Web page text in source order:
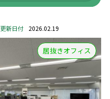
更新日付 2026.02.19
居抜きオフィス